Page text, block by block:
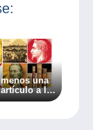
una
a la